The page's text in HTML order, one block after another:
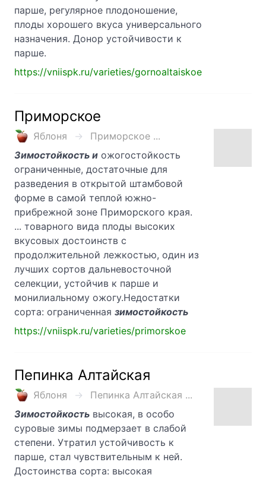
парше, регулярное плодоношение,
плоды хорошего вкуса универсального
назначения. Донор устойчивости к
парше.
https://vniispk.ru/varieties/gornoaltaiskoe
Приморское
Яблоня
Приморское ...
Зимостойкость и ожогостойкость
ограниченные, достаточные для
разведения в открытой штамбовой
форме в самой теплой южно-
прибрежной зоне Приморского края.
... товарного вида плоды высоких
вкусовых достоинств с
продолжительной лежкостью, один из
лучших сортов дальневосточной
селекции, устойчив к парше и
монилиальному ожогу.Недостатки
сорта: ограниченная зимостойкость
https://vniispk.ru/varieties/primorskoe
Пепинка Алтайская
Яблоня
Пепинка Алтайская ...
Зимостойкость высокая, в особо
суровые зимы подмерзает в слабой
степени. Утратил устойчивость к
парше, стал чувствительным к ней.
Достоинства сорта: высокая